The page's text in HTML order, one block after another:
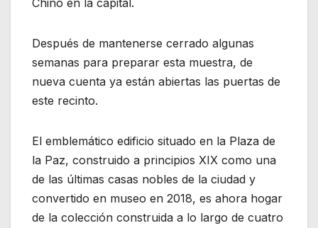
Después de mantenerse cerrado algunas
semanas para preparar esta muestra, de
nueva cuenta ya están abiertas las puertas de
este recinto.
El emblemático edificio situado en la Plaza de
la Paz, construido a principios XIX como una
de las últimas casas nobles de la ciudad y
convertido en museo en 2018, es ahora hogar
de la colección construida a lo largo de cuatro